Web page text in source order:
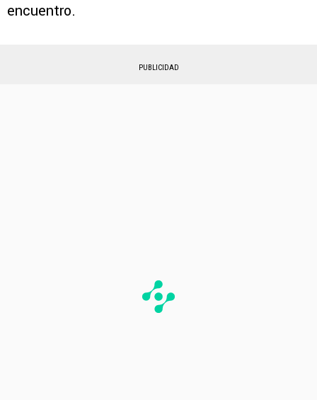
encuentro.
PUBLICIDAD